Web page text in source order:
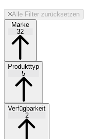
Alle Filter zurücksetzen
Marke
32
Produkttyp
5
Verfügbarkeit
2